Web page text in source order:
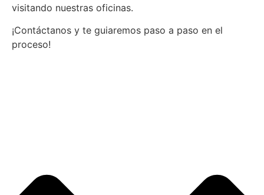
visitando nuestras oficinas.
¡Contáctanos y te guiaremos paso a paso en el
proceso!